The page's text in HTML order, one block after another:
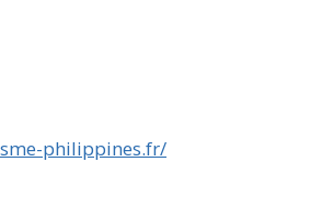
philippines.fr/